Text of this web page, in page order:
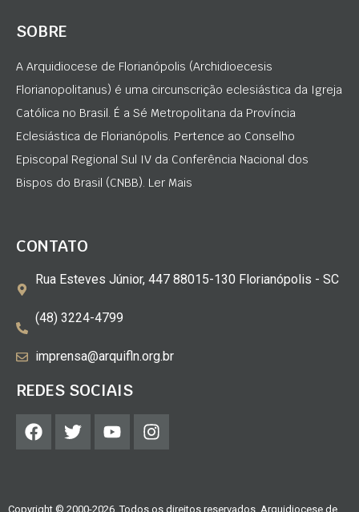
SOBRE
A Arquidiocese de Florianópolis (Archidioecesis
Florianopolitanus) é uma circunscrição eclesiástica da Igreja
Católica no Brasil. É a Sé Metropolitana da Província
Eclesiástica de Florianópolis. Pertence ao Conselho
Episcopal Regional Sul IV da Conferência Nacional dos
Bispos do Brasil (CNBB). Ler Mais
CONTATO
Rua Esteves Júnior, 447 88015-130 Florianópolis - SC
(48) 3224-4799
imprensa@arquifln.org.br
REDES SOCIAIS
Copyright © 2000-2026. Todos os direitos reservados. Arquidiocese de